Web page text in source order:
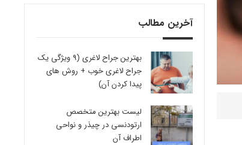
آخرین مطالب
بهترین جراح لاغری (9 ویژگی یک
جراح لاغری خوب + روش های
پیدا کردن آن)
لیست بهترین متخصص
ارتودنسی در چیذر و نواحی
اطراف آن